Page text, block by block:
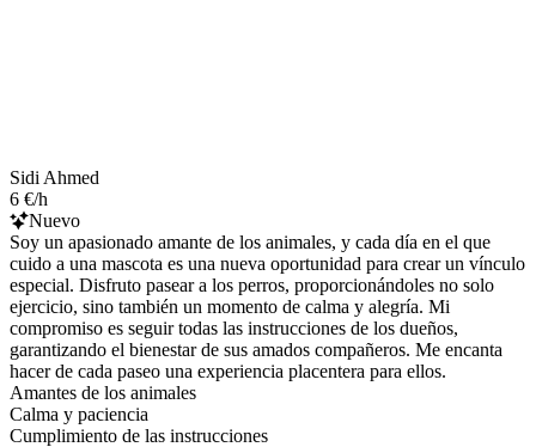
Sidi Ahmed
6 €/h
Nuevo
Soy un apasionado amante de los animales, y cada día en el que
cuido a una mascota es una nueva oportunidad para crear un vínculo
especial. Disfruto pasear a los perros, proporcionándoles no solo
ejercicio, sino también un momento de calma y alegría. Mi
compromiso es seguir todas las instrucciones de los dueños,
garantizando el bienestar de sus amados compañeros. Me encanta
hacer de cada paseo una experiencia placentera para ellos.
Amantes de los animales
Calma y paciencia
Cumplimiento de las instrucciones